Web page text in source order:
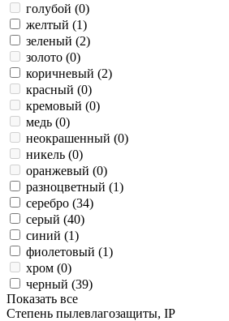
голубой (0)
желтый (1)
зеленый (2)
золото (0)
коричневый (2)
красный (0)
кремовый (0)
медь (0)
неокрашенный (0)
никель (0)
оранжевый (0)
разноцветный (1)
серебро (34)
серый (40)
синий (1)
фиолетовый (1)
хром (0)
черный (39)
Показать все
Степень пылевлагозащиты, IP